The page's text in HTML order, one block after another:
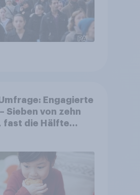
Engagierte
Sieben von zehn
fast die Hälfte